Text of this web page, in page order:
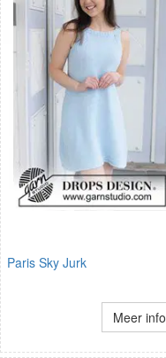
Paris Sky Jurk
Meer info